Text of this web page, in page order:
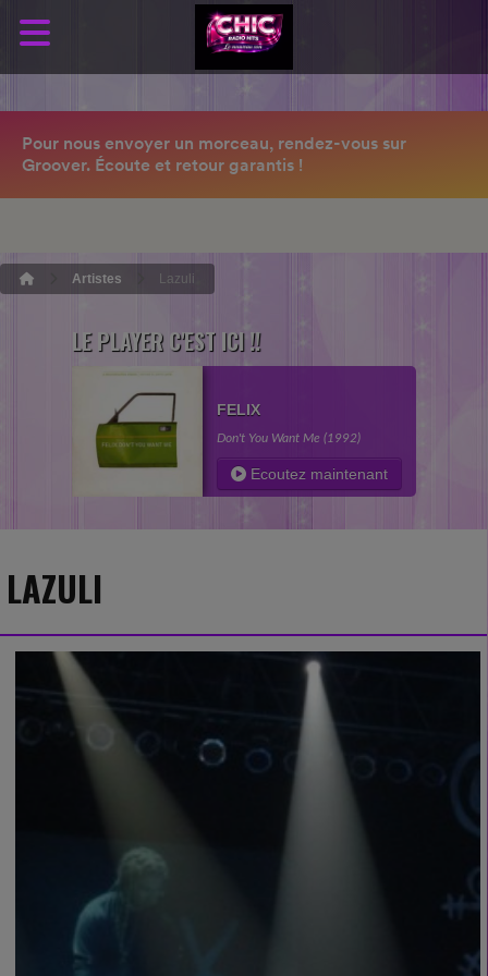
Artistes Lazuli
LE PLAYER C'EST ICI !!
FELIX
Don't You Want Me (1992)
Ecoutez maintenant
LAZULI